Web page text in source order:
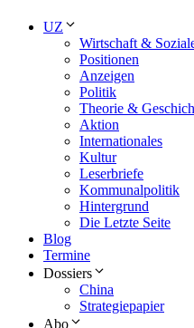
UZ
Wirtschaft &
Positionen
Anzeigen
Politik
Theorie &
Aktion
Internationales
Kultur
Leserbriefe
Kommunalpolitik
Hintergrund
Die Letzte Seite
Blog
Termine
Dossiers
China
Strategiepapier
Abo